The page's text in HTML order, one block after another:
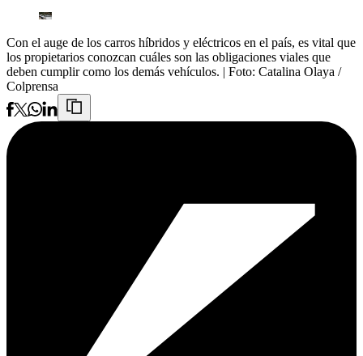
Con el auge de los carros híbridos y eléctricos en el país, es vital que
los propietarios conozcan cuáles son las obligaciones viales que
deben cumplir como los demás vehículos. | Foto: Catalina Olaya /
Colprensa